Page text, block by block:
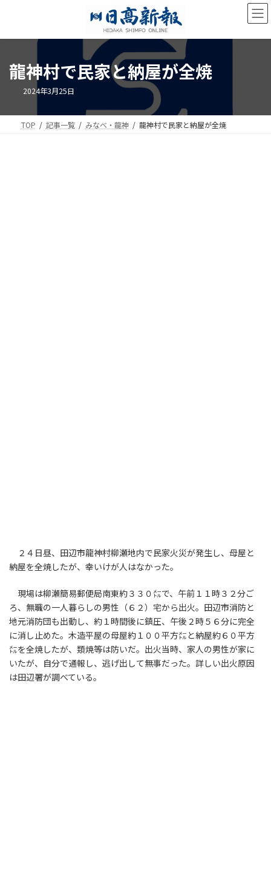
ン
プ
ー
動
龍神村で民家と納屋が全焼
2024年3月25日
TOP 記事一覧 みなべ・龍神 龍神村で民家と納屋が全焼
２４日昼、田辺市龍神村柳瀬地内で民家火災が発生し、母屋と
納屋を全焼したが、幸いけが人はなかった。
現場は柳瀬簡易郵便局南東約３３０㍍で、午前１１時３２分ご
ろ、無職の一人暮らしの男性（６２）宅から出火。田辺市消防と
地元消防団も出動し、約１時間後に鎮圧、午後２時５６分に完全
に消し止めた。木造平屋の母屋約１００平方㍍と納屋約６０平方
㍍を全焼したが、類焼等は防いだ。出火当時、家人の男性が家に
いたが、自分で通報し、逃げ出して無事だった。詳しい出火原因
は田辺署が調べている。